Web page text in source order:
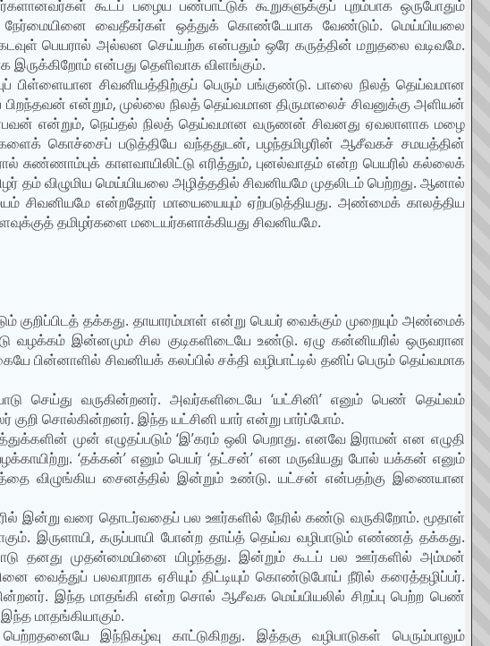
கூடப் பழைய பண்பாட்டுக் கூறுகளுக்குப் புறம்பாக ஒருபோதும்
நேர்மையினை வைதீகர்கள் ஒத்துக் கொண்டேயாக வேண்டும். மெய்யியலை
பெயரால் அல்லன செய்யற்க என்பதும் ஒரே கருத்தின் மறுதலை வடிவமே.
இருக்கிறோம் என்பது தெளிவாக விளங்கும்.
பிள்ளையான சிவனியத்திற்குப் பெரும் பங்குண்டு. பாலை நிலத் தெய்வமான
என்றும், முல்லை நிலத் தெய்வமான திருமாலைச் சிவனுக்கு அளியன்
என்றும், நெய்தல் நிலத் தெய்வமான வருணன் சிவனது ஏவலாளாக மழை
கொச்சைப் படுத்தியே வந்ததுடன், பழந்தமிழரின் ஆசீவகச் சமயத்தின்
காளவாயிலிட்டு எரித்தும், புனல்வாதம் என்ற பெயரில் கல்லைக்
தம் விழுமிய மெய்யியலை அழித்ததில் சிவனியமே முதலிடம் பெற்றது. ஆனால்
சிவனியமே என்றதோர் மாயையையும் ஏற்படுத்தியது. அண்மைக் காலத்திய
தமிழர்களை மடையர்களாக்கியது சிவனியமே.
குறிப்பிடத் தக்கது. தாயாரம்மாள் என்று பெயர் வைக்கும் முறையும் அண்மைக்
வழக்கம் இன்னமும் சில குடிகளிடையே உண்டு. ஏழு கன்னியரில் ஒருவரான
பின்னாளில் சிவனியக் கலப்பில் சக்தி வழிபாட்டில் தனிப் பெரும் தெய்வமாக
செய்து வருகின்றனர். அவர்களிடையே ‘யட்சினி’ எனும் பெண் தெய்வம்
குறி சொல்கின்றனர். இந்த யட்சினி யார் என்று பார்ப்போம்.
முன் எழுதப்படும் ‘இ’கரம் ஒலி பெறாது. எனவே இராமன் என எழுதி
‘தக்கன்’ எனும் பெயர் ‘தட்சன்’ என மருவியது போல் யக்கன் எனும்
விழுங்கிய சைனத்தில் இன்றும் உண்டு. யட்சன் என்பதற்கு இணையான
இன்று வரை தொடர்வதைப் பல ஊர்களில் நேரில் கண்டு வருகிறோம். மூதாள்
இருளாயி, கருப்பாயி போன்ற தாய்த் தெய்வ வழிபாடும் எண்ணத் தக்கது.
தனது முதன்மையினை யிழந்தது. இன்றும் கூடப் பல ஊர்களில் அம்மன்
வைத்துப் பலவாறாக ஏசியும் திட்டியும் கொண்டுபோய் நீரில் கரைத்தழிப்பர்.
இந்த மாதங்கி என்ற சொல் ஆசீவக மெய்யியலில் சிறப்பு பெற்ற பெண்
மாதங்கியாகும்.
இந்நிகழ்வு காட்டுகிறது. இத்தகு வழிபாடுகள் பெரும்பாலும்